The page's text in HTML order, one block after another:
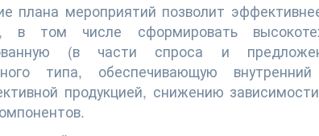
плана мероприятий позволит
в том числе сформировать
(в части спроса и
типа, обеспечивающую
продукцией, снижению